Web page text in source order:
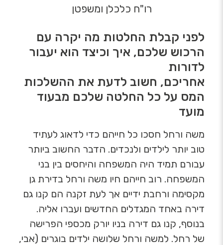
רו"ח כלכלן ומשפטן
לפני קבלת החלטות מה יקרה עם
הרכוש שלכם, איך וכיצד הוא יעבור
לדורות
אחריכם, חשוב לדעת את ההשלכות
המס על כל החלטה שלכם מבעוד
מועד
משה ורחל חסכו כל חייהם כדי לדאוג לעתיד
טוב יותר לילדים ולנכדים. הדבר החשוב ביותר
עבורם תמיד היה המשפחה והיחסים בין בני
המשפחה. רוב חייהם חיו משה ורחל בדירת גן
מקסימה ורחבת ידיים אך לעת זקנה הם קנו גם
דירה באחד המגדלים החדשים ועברו אליה.
בנוסף, קנו גם דירה בניו יורק מכספי הפרישה
של רחל. למשה ורחל שלושה ילדים בוגרים (אבי,